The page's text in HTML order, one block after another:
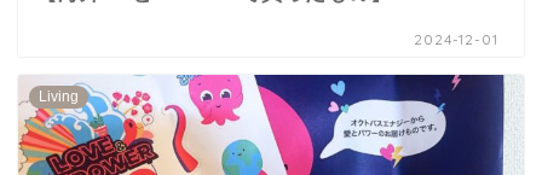
2024-12-01
Living